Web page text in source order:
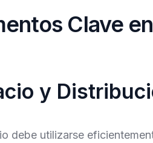
Clave
y
debe utilizarse